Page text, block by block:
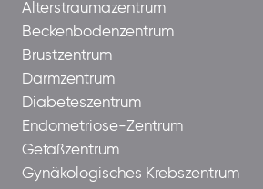
Alterstraumazentrum
Beckenbodenzentrum
Brustzentrum
Darmzentrum
Diabeteszentrum
Endometriose-Zentrum
Gefäßzentrum
Gynäkologisches Krebszentrum